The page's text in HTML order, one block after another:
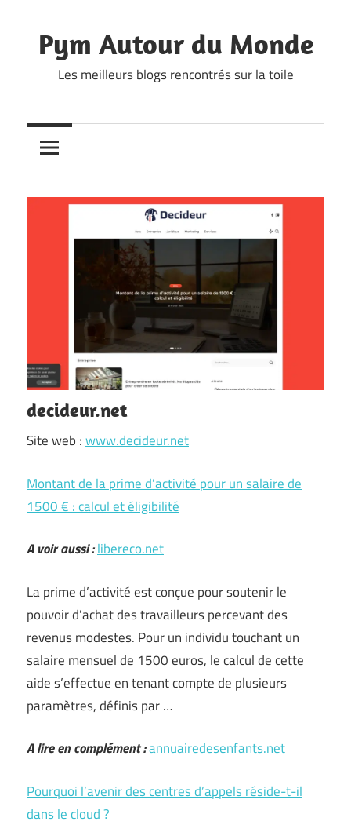
content
Pym Autour du Monde
Les meilleurs blogs rencontrés sur la toile
decideur.net
Site web :www.decideur.net
Montant de la prime d’activité pour un salaire de
1500 € : calcul et éligibilité
A voir aussi :libereco.net
La prime d’activité est conçue pour soutenir le
pouvoir d’achat des travailleurs percevant des
revenus modestes. Pour un individu touchant un
salaire mensuel de 1500 euros, le calcul de cette
aide s’effectue en tenant compte de plusieurs
paramètres, définis par …
A lire en complément :annuairedesenfants.net
Pourquoi l’avenir des centres d’appels réside-t-il
dans le cloud ?